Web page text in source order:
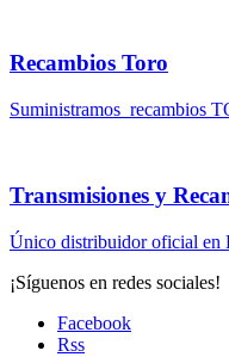
Recambios Toro
Suministramos recambios
Transmisiones y
Único distribuidor oficial en
¡Síguenos en redes sociales!
Facebook
Rss